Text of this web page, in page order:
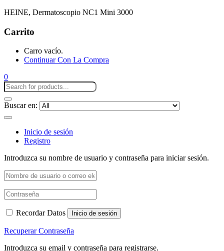
HEINE, Dermatoscopio NC1 Mini 3000
Carrito
Carro vacío.
Continuar Con La Compra
0
Buscar en:
Inicio de sesión
Registro
Introduzca su nombre de usuario y contraseña para iniciar sesión.
Recordar Datos Inicio de sesión
Recuperar Contraseña
Introduzca su email y contraseña para registrarse.